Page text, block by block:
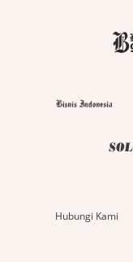
Hubungi Kami